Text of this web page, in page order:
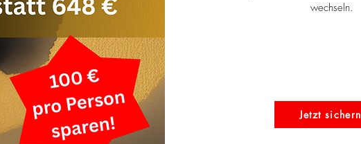
wechseln.
Jetzt sichern